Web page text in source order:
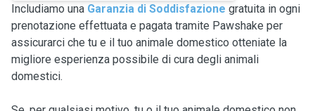
Includiamo una Garanzia di Soddisfazione gratuita in ogni
prenotazione effettuata e pagata tramite Pawshake per
assicurarci che tu e il tuo animale domestico otteniate la
migliore esperienza possibile di cura degli animali
domestici.